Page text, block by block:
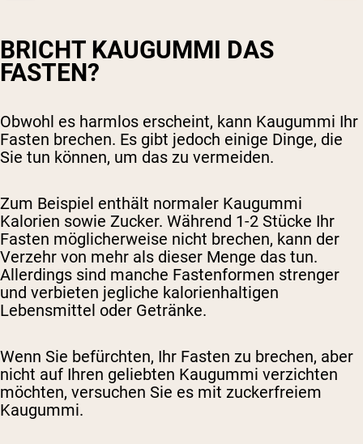
BRICHT KAUGUMMI DAS
FASTEN?
Obwohl es harmlos erscheint, kann Kaugummi Ihr
Fasten brechen. Es gibt jedoch einige Dinge, die
Sie tun können, um das zu vermeiden.
Zum Beispiel enthält normaler Kaugummi
Kalorien sowie Zucker. Während 1-2 Stücke Ihr
Fasten möglicherweise nicht brechen, kann der
Verzehr von mehr als dieser Menge das tun.
Allerdings sind manche Fastenformen strenger
und verbieten jegliche kalorienhaltigen
Lebensmittel oder Getränke.
Wenn Sie befürchten, Ihr Fasten zu brechen, aber
nicht auf Ihren geliebten Kaugummi verzichten
möchten, versuchen Sie es mit zuckerfreiem
Kaugummi.